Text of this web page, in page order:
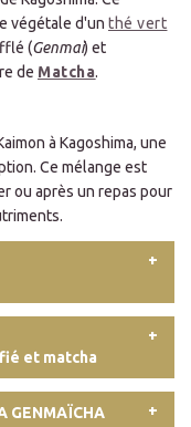
végétale d'un thé vert
(Genmai) et
de Matcha.
à Kagoshima, une
Ce mélange est
ou après un repas pour
et matcha
GENMAÏCHA